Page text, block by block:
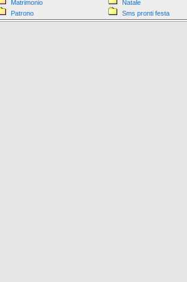
Matrimonio
Natale
Patrono
Sms pronti festa